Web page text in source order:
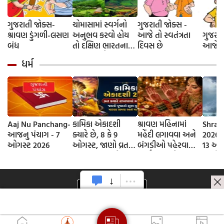
ગુજરાતી જોક્સ-
શ્રાવણ ડુંગળી-લસણ
બંધ
ચોમાસામાં સ્વર્ગનો
અનુભવ કરવો હોય
તો દક્ષિણ ભારતના
મુલાકાત લો
ગુજરાતી જોક્સ -
આજે તો સ્વતંત્રતા
દિવસ છે
આજે
ધર્મ
Aaj Nu Panchang-
આજનુ પંચાગ - 7
ઓગસ્ટ 2026
કામિકા એકાદશી
ક્યારે છે, 8 કે 9
ઓગસ્ટ, જાણો વ્રતની
ભગવાન વિષ્ણુની
પૂજાનું શુભ મુહૂર્ત
શ્રાવણ મહિનામાં
મહેંદી લગાવવા અને
બંગડીઓ પહેરવાના
2026
13